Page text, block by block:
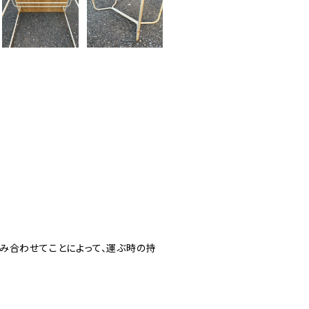
わせてことによって、運ぶ時の持